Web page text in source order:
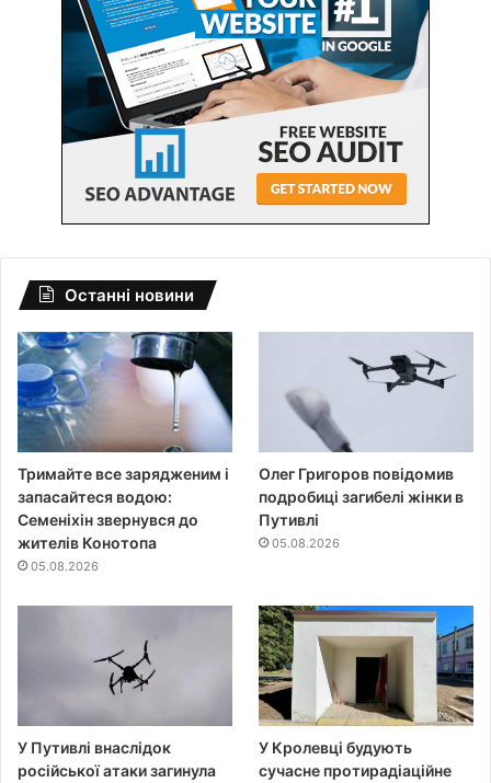
Останні новини
Тримайте все зарядженим і
запасайтеся водою:
Семеніхін звернувся до
жителів Конотопа
05.08.2026
Олег Григоров повідомив
подробиці загибелі жінки в
Путивлі
05.08.2026
У Путивлі внаслідок
російської атаки загинула
У Кролевці будують
сучасне протирадіаційне